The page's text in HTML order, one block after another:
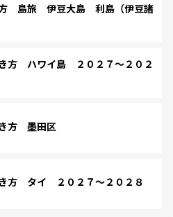
島旅 伊豆大島 利島（伊豆諸
方 ハワイ島 ２０２７～２０２
方 墨田区
方 タイ ２０２７～２０２８